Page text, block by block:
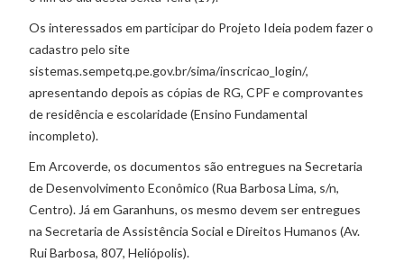
Os interessados em participar do Projeto Ideia podem fazer o
cadastro pelo site
sistemas.sempetq.pe.gov.br/sima/inscricao_login/,
apresentando depois as cópias de RG, CPF e comprovantes
de residência e escolaridade (Ensino Fundamental
incompleto).
Em Arcoverde, os documentos são entregues na Secretaria
de Desenvolvimento Econômico (Rua Barbosa Lima, s/n,
Centro). Já em Garanhuns, os mesmo devem ser entregues
na Secretaria de Assistência Social e Direitos Humanos (Av.
Rui Barbosa, 807, Heliópolis).